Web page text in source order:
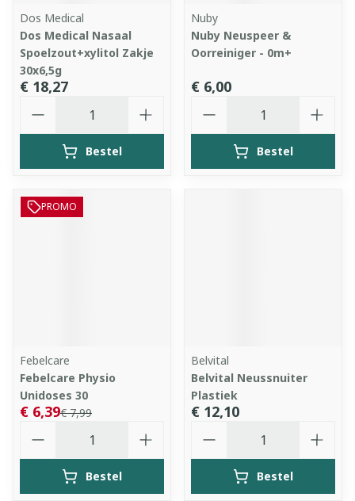
Dos Medical
Dos Medical Nasaal
Spoelzout+xylitol Zakje
30x6,5g
€ 18,27
Bestel
Nuby
Nuby Neuspeer &
Oorreiniger - 0m+
€ 6,00
Bestel
PROMO
Febelcare
Febelcare Physio
Unidoses 30
€ 7,99
€ 6,39
Bestel
Belvital
Belvital Neussnuiter
Plastiek
€ 12,10
Bestel